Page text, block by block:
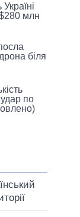
млн
біля
по